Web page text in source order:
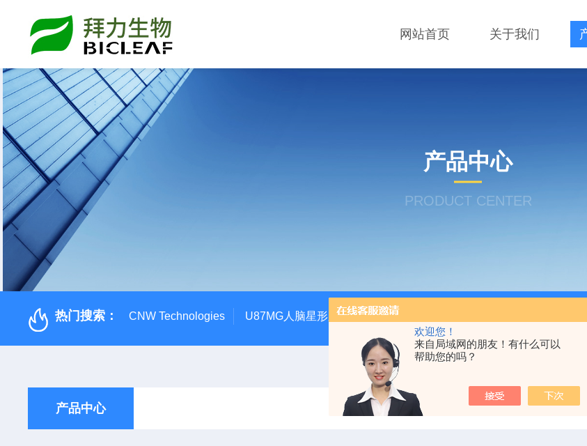
欢迎您！
来自局域网的朋友！有什么可以
帮助您的吗？
网站首页 关于我们
产品中心
PRODUCT CENTER
热门搜索： CNW Technologies U87MG人脑星形胶质母细胞瘤（U87-MG）
产品中心